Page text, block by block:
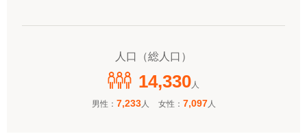
人口（総人口）
14,330 人
男性： 7,233人 女性： 7,097人